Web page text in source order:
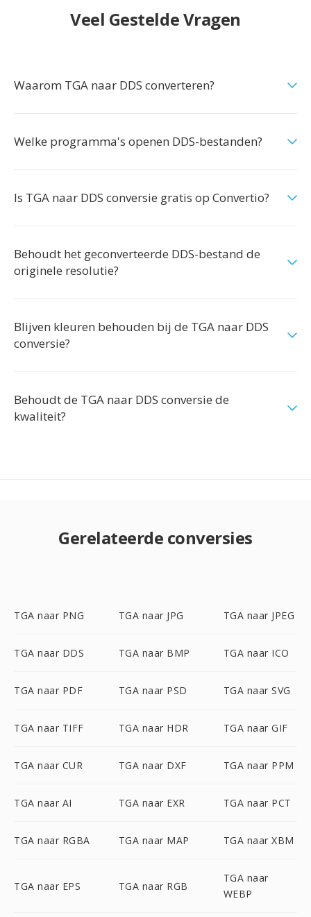
Veel Gestelde Vragen
Waarom TGA naar DDS converteren?
Welke programma's openen DDS-bestanden?
Is TGA naar DDS conversie gratis op Convertio?
Behoudt het geconverteerde DDS-bestand de
originele resolutie?
Blijven kleuren behouden bij de TGA naar DDS
conversie?
Behoudt de TGA naar DDS conversie de
kwaliteit?
Gerelateerde conversies
TGA naar PNG TGA naar JPG TGA naar JPEG
TGA naar DDS TGA naar BMP TGA naar ICO
TGA naar PDF TGA naar PSD TGA naar SVG
TGA naar TIFF TGA naar HDR TGA naar GIF
TGA naar CUR TGA naar DXF TGA naar PPM
TGA naar AI TGA naar EXR TGA naar PCT
TGA naar RGBA TGA naar MAP TGA naar XBM
TGA naar EPS TGA naar RGB
TGA naar
WEBP